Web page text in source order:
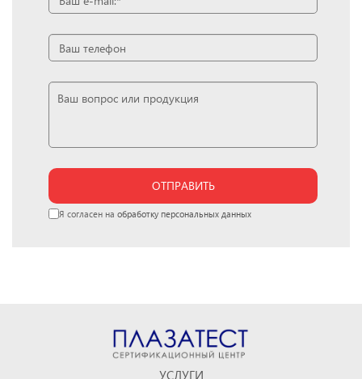
ОТПРАВИТЬ
Я согласен на обработку персональных данных
УСЛУГИ